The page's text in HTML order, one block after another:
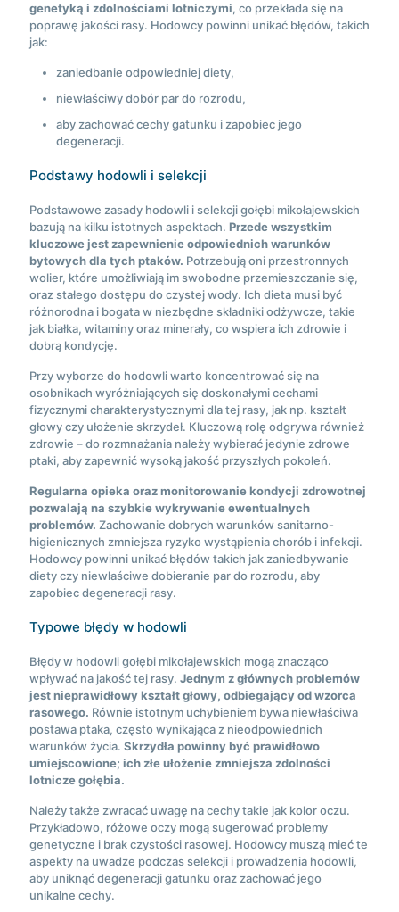
genetyką i zdolnościami lotniczymi, co przekłada się na
poprawę jakości rasy. Hodowcy powinni unikać błędów, takich
jak:
zaniedbanie odpowiedniej diety,
niewłaściwy dobór par do rozrodu,
aby zachować cechy gatunku i zapobiec jego
degeneracji.
Podstawy hodowli i selekcji
Podstawowe zasady hodowli i selekcji gołębi mikołajewskich
bazują na kilku istotnych aspektach. Przede wszystkim
kluczowe jest zapewnienie odpowiednich warunków
bytowych dla tych ptaków. Potrzebują oni przestronnych
wolier, które umożliwiają im swobodne przemieszczanie się,
oraz stałego dostępu do czystej wody. Ich dieta musi być
różnorodna i bogata w niezbędne składniki odżywcze, takie
jak białka, witaminy oraz minerały, co wspiera ich zdrowie i
dobrą kondycję.
Przy wyborze do hodowli warto koncentrować się na
osobnikach wyróżniających się doskonałymi cechami
fizycznymi charakterystycznymi dla tej rasy, jak np. kształt
głowy czy ułożenie skrzydeł. Kluczową rolę odgrywa również
zdrowie – do rozmnażania należy wybierać jedynie zdrowe
ptaki, aby zapewnić wysoką jakość przyszłych pokoleń.
Regularna opieka oraz monitorowanie kondycji zdrowotnej
pozwalają na szybkie wykrywanie ewentualnych
problemów. Zachowanie dobrych warunków sanitarno-
higienicznych zmniejsza ryzyko wystąpienia chorób i infekcji.
Hodowcy powinni unikać błędów takich jak zaniedbywanie
diety czy niewłaściwe dobieranie par do rozrodu, aby
zapobiec degeneracji rasy.
Typowe błędy w hodowli
Błędy w hodowli gołębi mikołajewskich mogą znacząco
wpływać na jakość tej rasy. Jednym z głównych problemów
jest nieprawidłowy kształt głowy, odbiegający od wzorca
rasowego. Równie istotnym uchybieniem bywa niewłaściwa
postawa ptaka, często wynikająca z nieodpowiednich
warunków życia. Skrzydła powinny być prawidłowo
umiejscowione; ich złe ułożenie zmniejsza zdolności
lotnicze gołębia.
Należy także zwracać uwagę na cechy takie jak kolor oczu.
Przykładowo, różowe oczy mogą sugerować problemy
genetyczne i brak czystości rasowej. Hodowcy muszą mieć te
aspekty na uwadze podczas selekcji i prowadzenia hodowli,
aby uniknąć degeneracji gatunku oraz zachować jego
unikalne cechy.